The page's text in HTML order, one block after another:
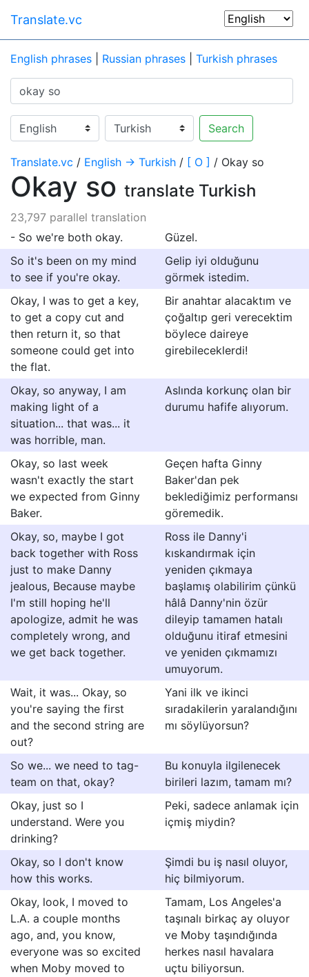
Translate.vc
English phrases Russian phrases Turkish phrases
Search
Translate.vc / English → Turkish / [ O ] / Okay so
Okay so translate Turkish
23,797 parallel translation
- So we're both okay.
Güzel.
So it's been on my mind
to see if you're okay.
Gelip iyi olduğunu
görmek istedim.
Okay, I was to get a key,
to get a copy cut and
then return it, so that
someone could get into
the flat.
Bir anahtar alacaktım ve
çoğaltıp geri verecektim
böylece daireye
girebileceklerdi!
Okay, so anyway, I am
making light of a
situation... that was... it
was horrible, man.
Aslında korkunç olan bir
durumu hafife alıyorum.
Okay, so last week
wasn't exactly the start
we expected from Ginny
Baker.
Geçen hafta Ginny
Baker'dan pek
beklediğimiz performansı
göremedik.
Okay, so, maybe I got
back together with Ross
just to make Danny
jealous, Because maybe
I'm still hoping he'll
apologize, admit he was
completely wrong, and
we get back together.
Ross ile Danny'i
kıskandırmak için
yeniden çıkmaya
başlamış olabilirim çünkü
hâlâ Danny'nin özür
dileyip tamamen hatalı
olduğunu itiraf etmesini
ve yeniden çıkmamızı
umuyorum.
Wait, it was... Okay, so
you're saying the first
and the second string are
out?
Yani ilk ve ikinci
sıradakilerin yaralandığını
mı söylüyorsun?
So we... we need to tag-
team on that, okay?
Bu konuyla ilgilenecek
birileri lazım, tamam mı?
Okay, just so I
understand. Were you
drinking?
Peki, sadece anlamak için
içmiş miydin?
Okay, so I don't know
how this works.
Şimdi bu iş nasıl oluyor,
hiç bilmiyorum.
Okay, look, I moved to
L.A. a couple months
ago, and, you know,
everyone was so excited
when Moby moved to
Tamam, Los Angeles'a
taşınalı birkaç ay oluyor
ve Moby taşındığında
herkes nasıl havalara
uçtu biliyorsun.